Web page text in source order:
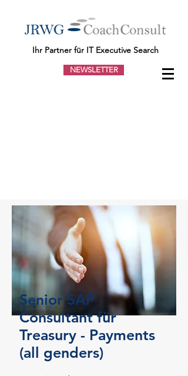
Ihr Partner für IT Executive Search
NEWSLETTER
Senior SAP
Consultant für
Treasury - Payments
(all genders)